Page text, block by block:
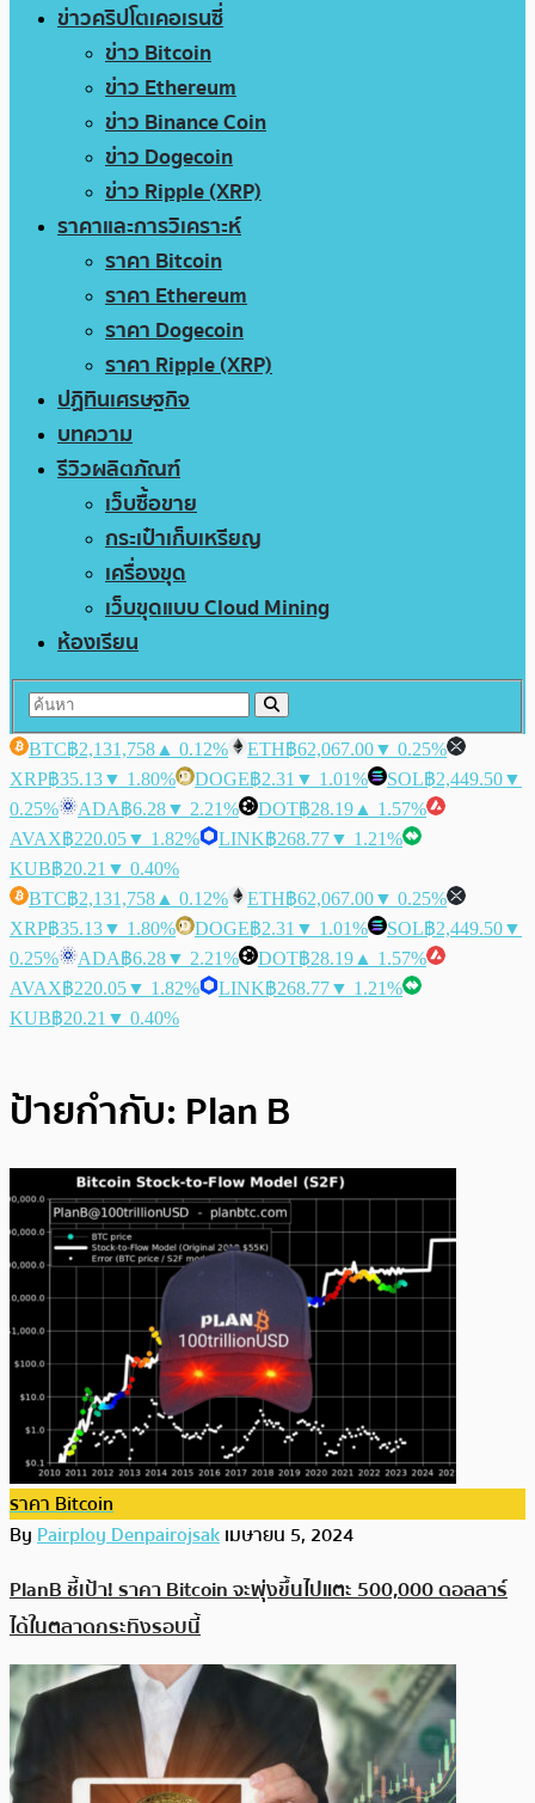
ข่าวคริปโตเคอเรนซี่
ข่าว Bitcoin
ข่าว Ethereum
ข่าว Binance Coin
ข่าว Dogecoin
ข่าว Ripple (XRP)
ราคาและการวิเคราะห์
ราคา Bitcoin
ราคา Ethereum
ราคา Dogecoin
ราคา Ripple (XRP)
ปฏิทินเศรษฐกิจ
บทความ
รีวิวผลิตภัณฑ์
เว็บซื้อขาย
กระเป๋าเก็บเหรียญ
เครื่องขุด
เว็บขุดแบบ Cloud Mining
ห้องเรียน
BTC฿2,131,758 ▲ 0.12% ETH฿62,067.00▼ 0.25%
XRP฿35.13▼ 1.80% DOGE฿2.31 ▼ 1.01% SOL฿2,449.50▼
0.25%
ADA฿6.28▼ 2.21% DOT฿28.19 ▲ 1.57%
AVAX฿220.05▼ 1.82% LINK฿268.77▼ 1.21%
KUB฿20.21 ▼ 0.40%
BTC฿2,131,758 ▲ 0.12% ETH฿62,067.00▼ 0.25%
XRP฿35.13▼ 1.80% DOGE฿2.31 ▼ 1.01% SOL฿2,449.50▼
0.25%
ADA฿6.28▼ 2.21% DOT฿28.19 ▲ 1.57%
AVAX฿220.05▼ 1.82% LINK฿268.77▼ 1.21%
KUB฿20.21 ▼ 0.40%
ป้ายกำกับ: Plan B
ราคา Bitcoin
ByPairploy Denpairojsakเมษายน 5, 2024
PlanB ชี้เป้า! ราคา Bitcoin จะพุ่งขึ้นไปแตะ 500,000 ดอลลาร์
ได้ในตลาดกระทิงรอบนี้